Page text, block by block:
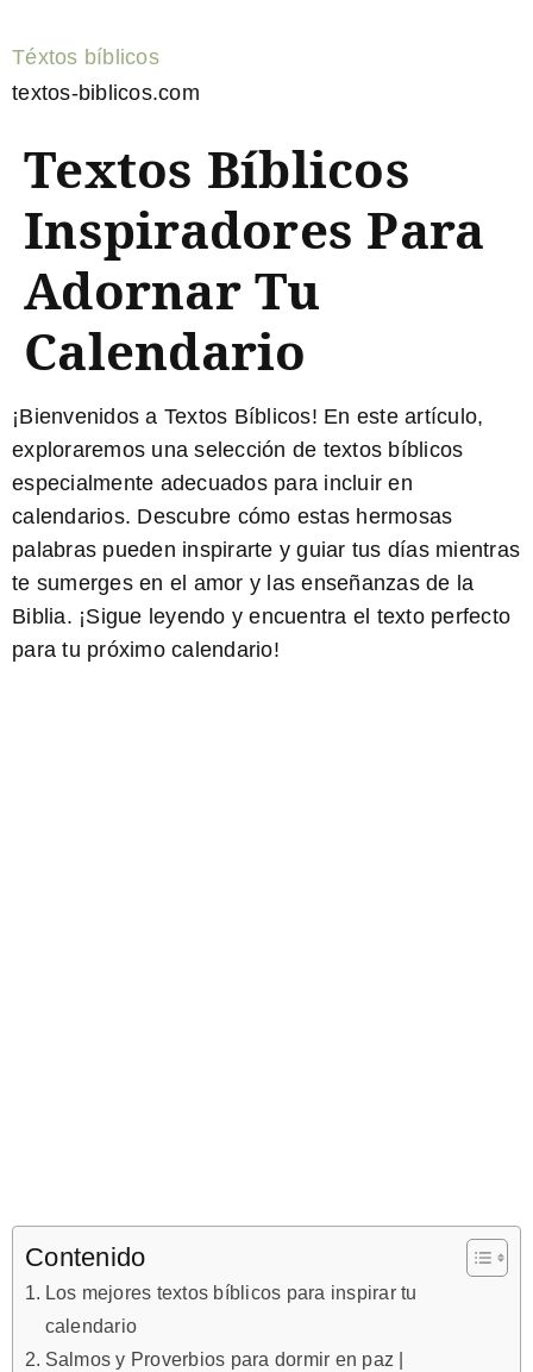
Téxtos bíblicos
textos-biblicos.com
Textos Bíblicos
Inspiradores Para
Adornar Tu
Calendario
¡Bienvenidos a Textos Bíblicos! En este artículo,
exploraremos una selección de textos bíblicos
especialmente adecuados para incluir en
calendarios. Descubre cómo estas hermosas
palabras pueden inspirarte y guiar tus días mientras
te sumerges en el amor y las enseñanzas de la
Biblia. ¡Sigue leyendo y encuentra el texto perfecto
para tu próximo calendario!
Contenido
Los mejores textos bíblicos para inspirar tu
calendario
Salmos y Proverbios para dormir en paz |